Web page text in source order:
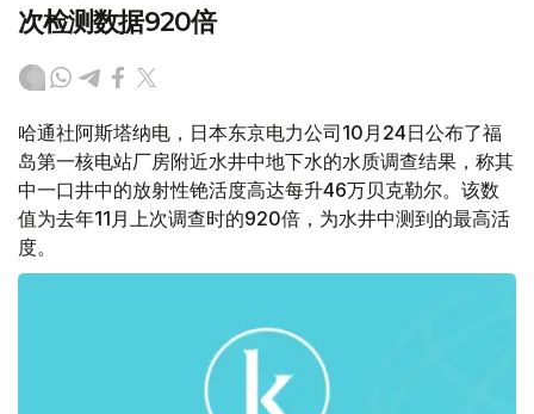
次检测数据920倍
哈通社阿斯塔纳电，日本东京电力公司10月24日公布了福
岛第一核电站厂房附近水井中地下水的水质调查结果，称其
中一口井中的放射性铯活度高达每升46万贝克勒尔。该数
值为去年11月上次调查时的920倍，为水井中测到的最高活
度。